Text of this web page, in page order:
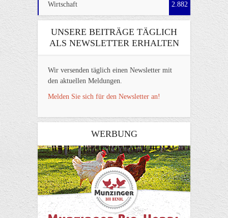
Wirtschaft 2.882
UNSERE BEITRÄGE TÄGLICH
ALS NEWSLETTER ERHALTEN
Wir versenden täglich einen Newsletter mit
den aktuellen Meldungen.
Melden Sie sich für den Newsletter an!
WERBUNG